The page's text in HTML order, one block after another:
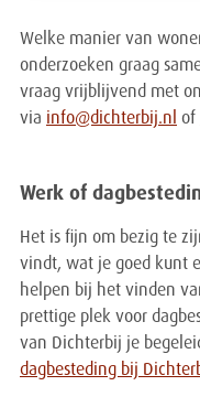
Welke manier van
onderzoeken graag
vraag vrijblijvend met
via info@dichterbij.nl of
Werk of
Het is fijn om bezig te
vindt, wat je goed kunt
helpen bij het vinden
prettige plek voor
van Dichterbij je
dagbesteding bij